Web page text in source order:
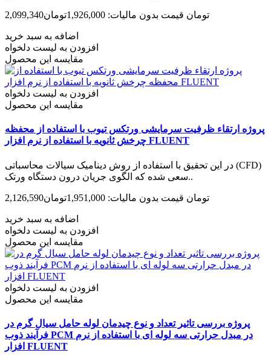
2,099,340تومان قیمت بدون مالیات: 1,926,000تومان
اضافه به سبد خرید
افزودن به لیست دلخواه
مقایسه این محصول
افزودن به لیست دلخواه
مقایسه این محصول
پروژه ارتقاء ظرفیت سرمایشی ورتکس تیوب با استفاده از محفظه
چرخش ثانویه با استفاده از نرم افزار FLUENT
در این تحقیق با استفاده از روش دینامیک سیالات محاسباتی (CFD)
سعی شده که الگوی جریان درون دستگاه ورتک..
2,126,590تومان قیمت بدون مالیات: 1,951,000تومان
اضافه به سبد خرید
افزودن به لیست دلخواه
مقایسه این محصول
افزودن به لیست دلخواه
مقایسه این محصول
پروژه بررسی تاثیر تعداد و نوع چیدمان لوله حامل سیال گرم در
فرآیند ذوب PCM در مبدل حرارتی سه لوله‏ ای با استفاده از نرم
افزار FLUENT